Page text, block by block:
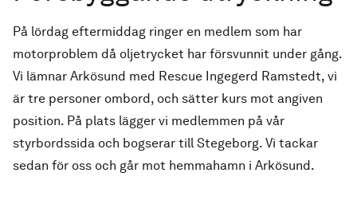
På lördag eftermiddag ringer en medlem som har
motorproblem då oljetrycket har försvunnit under gång.
Vi lämnar Arkösund med Rescue Ingegerd Ramstedt, vi
är tre personer ombord, och sätter kurs mot angiven
position. På plats lägger vi medlemmen på vår
styrbordssida och bogserar till Stegeborg. Vi tackar
sedan för oss och går mot hemmahamn i Arkösund.